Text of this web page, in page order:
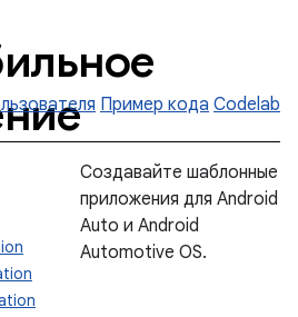
Пример кода Codelab
Создавайте шаблонные
приложения для Android
Auto и Android
Automotive OS.